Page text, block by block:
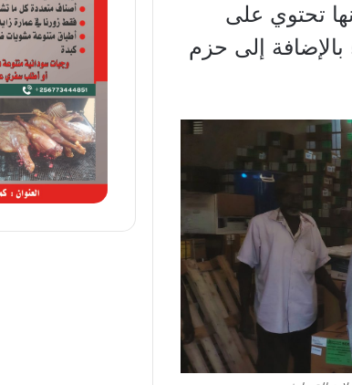
موضحاً إنها تحتوي على
إلى حزم